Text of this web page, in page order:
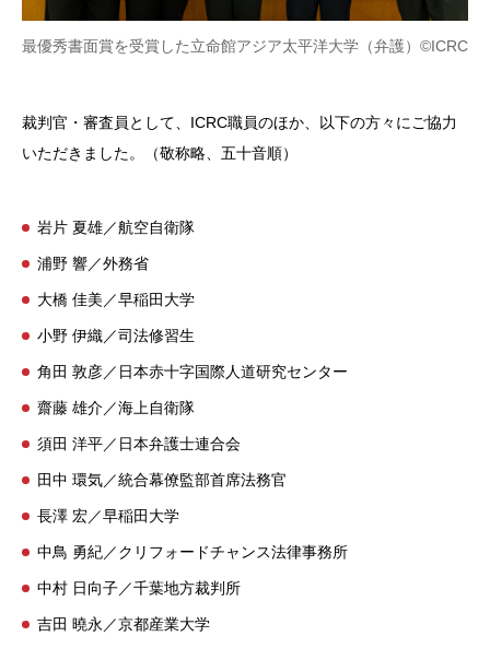
最優秀書面賞を受賞した立命館アジア太平洋大学（弁護）©ICRC
裁判官・審査員として、ICRC職員のほか、以下の方々にご協力
いただきました。（敬称略、五十音順）
岩片 夏雄／航空自衛隊
浦野 響／外務省
大橋 佳美／早稲田大学
小野 伊織／司法修習生
角田 敦彦／日本赤十字国際人道研究センター
齋藤 雄介／海上自衛隊
須田 洋平／日本弁護士連合会
田中 環気／統合幕僚監部首席法務官
長澤 宏／早稲田大学
中鳥 勇紀／クリフォードチャンス法律事務所
中村 日向子／千葉地方裁判所
吉田 曉永／京都産業大学